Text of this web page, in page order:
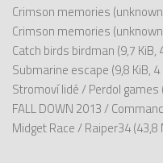
Crimson memories
Crimson memories
Catch birds birdman (9,7 KiB,
Submarine escape (9,8 KiB,
Stromoví lidé / Perdol games
FALL DOWN 2013 /
Midget Race / Raiper34(43,8